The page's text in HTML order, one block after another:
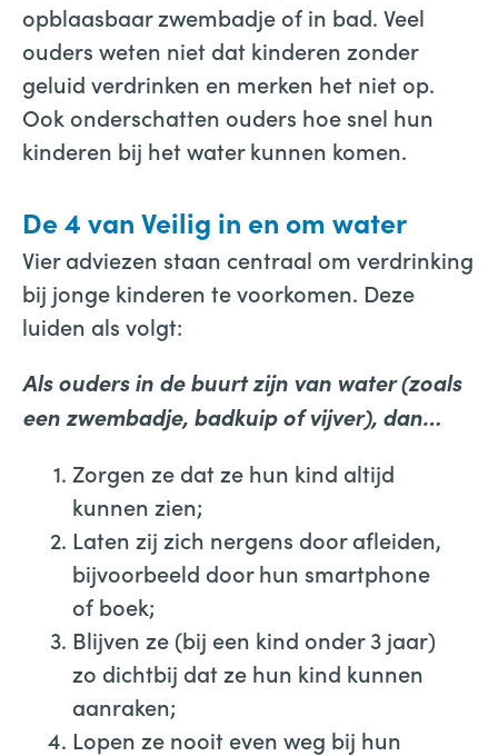
opblaasbaar zwembadje of in bad. Veel
ouders weten niet dat kinderen zonder
geluid verdrinken en merken het niet op.
Ook onderschatten ouders hoe snel hun
kinderen bij het water kunnen komen.
De 4 van Veilig in en om water
Vier adviezen staan centraal om verdrinking
bij jonge kinderen te voorkomen. Deze
luiden als volgt:
Als ouders in de buurt zijn van water (zoals
een zwembadje, badkuip of vijver), dan…
Zorgen ze dat ze hun kind altijd
kunnen zien;
Laten zij zich nergens door afleiden,
bijvoorbeeld door hun smartphone
of boek;
Blijven ze (bij een kind onder 3 jaar)
zo dichtbij dat ze hun kind kunnen
aanraken;
Lopen ze nooit even weg bij hun